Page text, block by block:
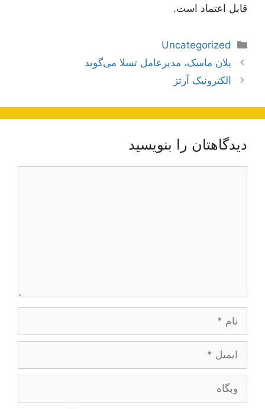
قابل اعتماد است.
دسته‌ها
Uncategorized
ناوبری
نوشته‌ها
یلان ماسک، مدیرعامل تسلا می‌گوید
الکترونیک آرتز
دیدگاهتان را بنویسید
ایمیل
وبگاه